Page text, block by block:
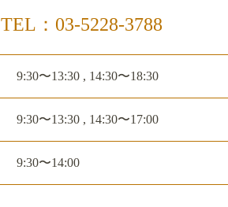
TEL：03-5228-3788
9:30〜13:30 , 14:30〜18:30
9:30〜13:30 , 14:30〜17:00
9:30〜14:00